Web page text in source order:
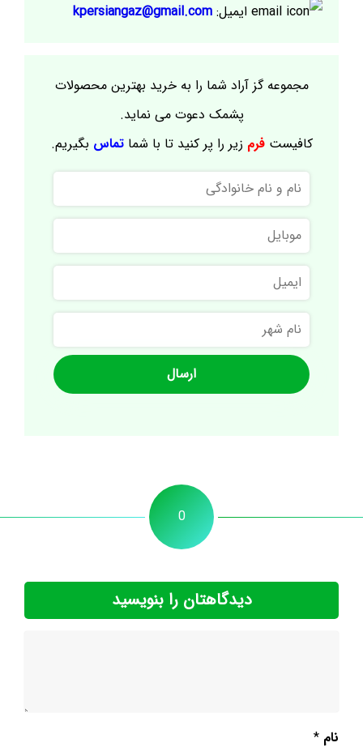
ایمیل: kpersiangaz@gmail.com
مجموعه گز آراد شما را به خرید بهترین محصولات
پشمک دعوت می نماید.
کافیستفرم زیر را پر کنید تا با شماتماس بگیریم.
نام
و
نام
خانوادگی
موبایل
ایمیل
نام
شهر
0
دیدگاهتان را بنویسید
نام *